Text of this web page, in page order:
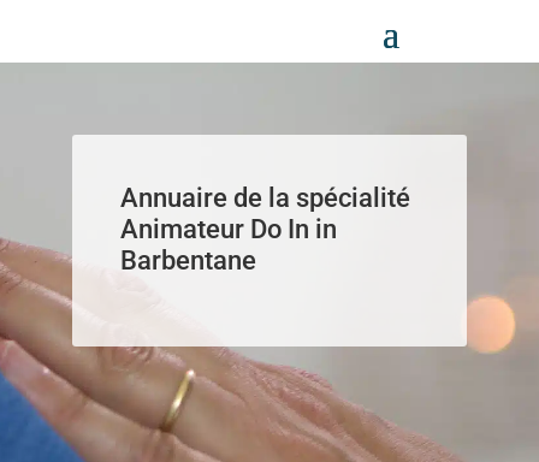
Annuaire de la spécialité
Animateur Do In in
Barbentane